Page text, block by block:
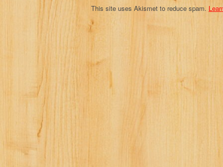
This site uses Akismet to reduce spam.